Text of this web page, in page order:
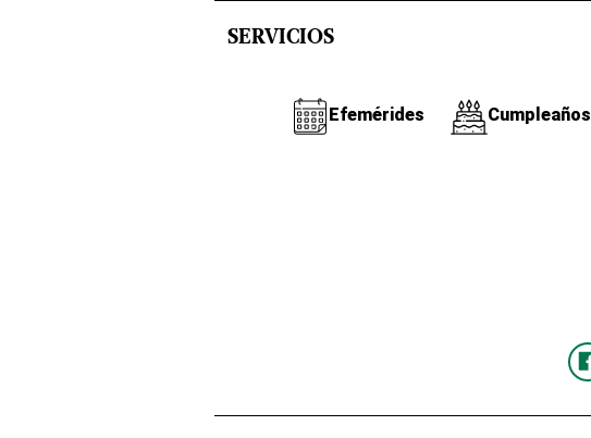
SERVICIOS
Efemérides Cumpleaños